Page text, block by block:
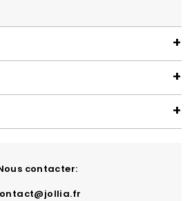
contacter: